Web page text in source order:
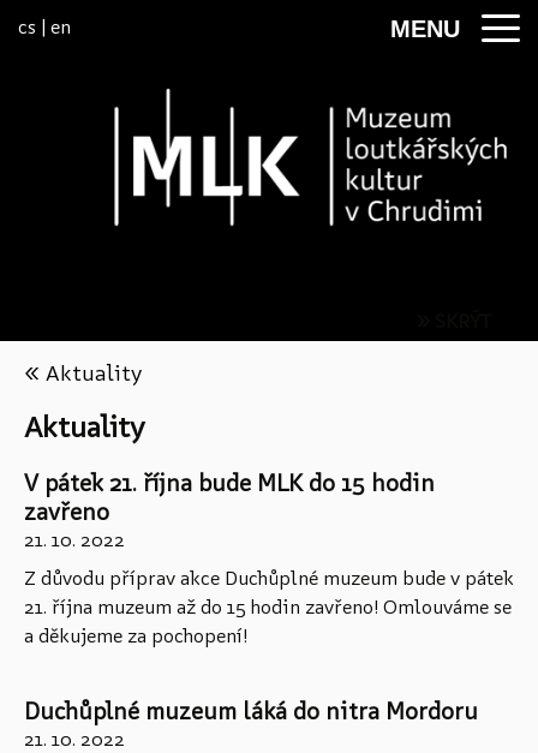
MENU
cs | en
« Aktuality
Aktuality
V pátek 21. října bude MLK do 15 hodin
zavřeno
21. 10. 2022
Z důvodu příprav akce Duchůplné muzeum bude v pátek
21. října muzeum až do 15 hodin zavřeno! Omlouváme se
a děkujeme za pochopení!
Duchůplné muzeum láká do nitra Mordoru
21. 10. 2022
S
t
r
á
n
k